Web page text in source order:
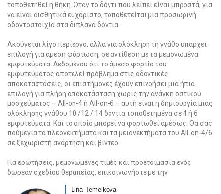
τοποθετηθεί η θήκη. Όταν το δόντι που λείπει είναι μπροστά, για
να είναι αισθητικά ευχάριστο, τοποθετείται μια προσωρινή
οδοντοστοιχία στα διπλανά δόντια.
Ακούγεται λίγο περίεργο, αλλά για ολόκληρη τη γνάθο υπάρχει
επιλογή για άμεση φόρτωση, σε αντίθεση με τα μεμονωμένα
εμφυτεύματα. Δεδομένου ότι το άμεσο φορτίο του
εμφυτεύματος αποτελεί πρόβλημα στις οδοντικές
αποκαταστάσεις, οι επιστήμονες έχουν επινοήσει μια ήπια
επιλογή για πλήρη αποκατάσταση χωρίς την ανάγκη οστικού
μοσχεύματος – All-on-4 ή All-on-6 – αυτή είναι η δημιουργία μιας
ολόκληρης γνάθου 10 /12 / 14 δόντια τοποθετημένα σε 4 ή 6
εμφυτεύματα. Και το οποίο μπορεί να φορτωθεί αμέσως. Θα σας
πούμεγια τα πλεονεκτήματα και τα μειονεκτήματα του All-on-4/6
σε ξεχωριστή ανάρτηση και βίντεο.
Για ερωτήσεις, μεμονωμένες τιμές και προετοιμασία ενός
δωρεάν σχεδίου θεραπείας, επικοινωνήστε με την
Lina Temelkova